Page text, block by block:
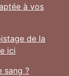
à vos
de la
ici
sang ?